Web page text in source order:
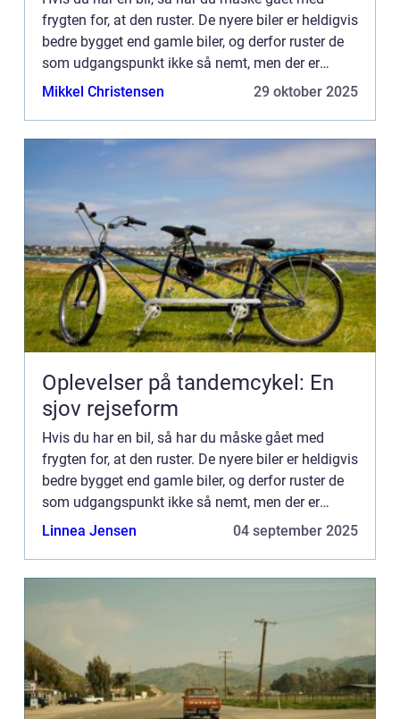
frygten for, at den ruster. De nyere biler er heldigvis
bedre bygget end gamle biler, og derfor ruster de
som udgangspunkt ikke så nemt, men der er
stadig steder på bilen, som...
Mikkel Christensen 29 oktober 2025
Oplevelser på tandemcykel: En
sjov rejseform
Hvis du har en bil, så har du måske gået med
frygten for, at den ruster. De nyere biler er heldigvis
bedre bygget end gamle biler, og derfor ruster de
som udgangspunkt ikke så nemt, men der er
stadig steder på bilen, som...
Linnea Jensen 04 september 2025